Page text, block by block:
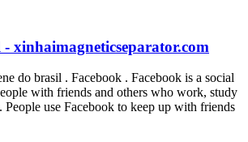
xinhaimagneticseparator.com
do brasil . Facebook . Facebook is a social
with friends and others who work, study
People use Facebook to keep up with friends